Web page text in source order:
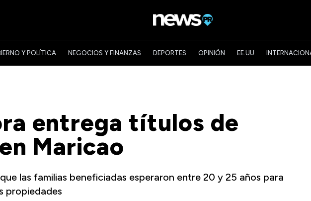
Y POLÍTICA NEGOCIOS Y FINANZAS DEPORTES OPINIÓN EE.UU
entrega títulos de
Maricao
las familias beneficiadas esperaron entre 20 y 25 años para
propiedades